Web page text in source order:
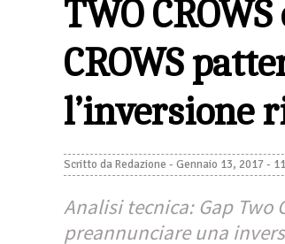
TWO
CROWS
l’inversione
Scritto daRedazione - Gennaio 13, 2017 -
Analisi tecnica: Gap Two
preannunciare una